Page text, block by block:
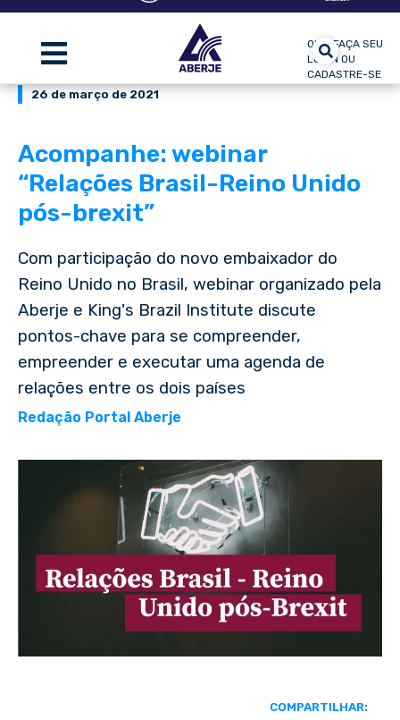
OLÁ, FAÇA SEU
LOGIN OU
CADASTRE-SE
26 de março de 2021
Acompanhe: webinar
“Relações Brasil-Reino Unido
pós-brexit”
Com participação do novo embaixador do
Reino Unido no Brasil, webinar organizado pela
Aberje e King's Brazil Institute discute
pontos-chave para se compreender,
empreender e executar uma agenda de
relações entre os dois países
Redação Portal Aberje
COMPARTILHAR: